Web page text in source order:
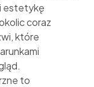
estetykę
coraz
które
to